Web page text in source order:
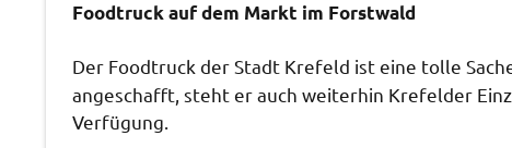
Foodtruck auf dem Markt im Forstwald
Der Foodtruck der Stadt Krefeld ist eine tolle
angeschafft, steht er auch weiterhin Krefelder
Verfügung.